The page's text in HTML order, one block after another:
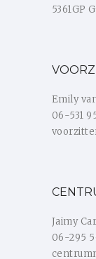
5361GP
Emily
06-531
Jaimy
06-295